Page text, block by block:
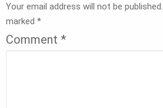
Your email address will not be published.
marked *
Comment *